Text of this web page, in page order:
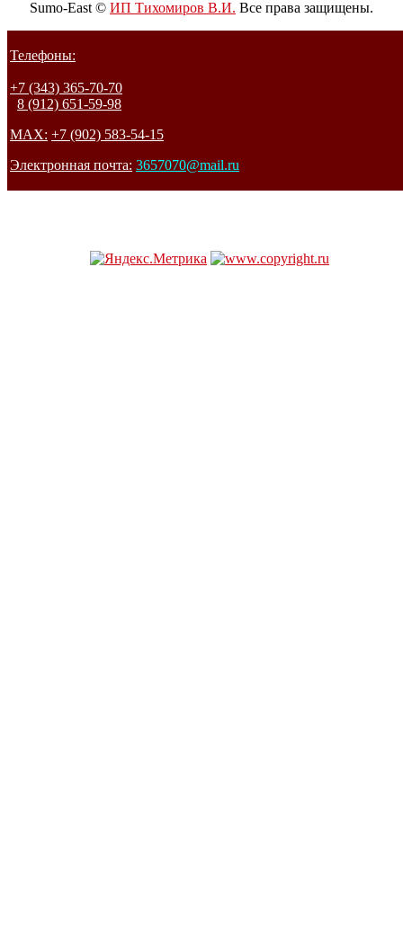
Sumo-East © ИП Тихомиров В.И. Все права защищены.
Телефоны:
+7 (343) 365-70-70
8 (912) 651-59-98
MAX: +7 (902) 583-54-15
Электронная почта: 3657070@mail.ru